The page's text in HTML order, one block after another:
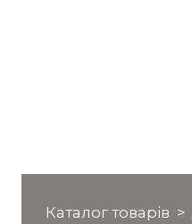
Каталог товарів